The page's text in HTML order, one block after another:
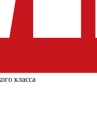
класса